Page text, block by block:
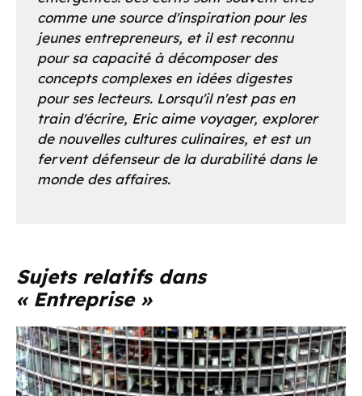
comme une source d'inspiration pour les
jeunes entrepreneurs, et il est reconnu
pour sa capacité à décomposer des
concepts complexes en idées digestes
pour ses lecteurs. Lorsqu'il n'est pas en
train d'écrire, Eric aime voyager, explorer
de nouvelles cultures culinaires, et est un
fervent défenseur de la durabilité dans le
monde des affaires.
Sujets relatifs dans
« Entreprise »